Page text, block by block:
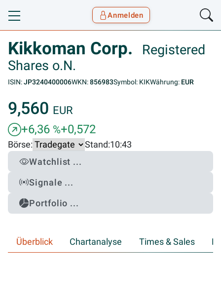
Toggle navigation
Anmelden
Kikkoman Corp.
Registered
Shares o.N.
ISIN:JP3240400006WKN:856983Symbol: KIKWährung: EUR
9,560 EUR
+6,36 %+0,572
Börse: Stand:10:43
Watchlist ...
Signale ...
Portfolio ...
Überblick Chartanalyse Times & Sales